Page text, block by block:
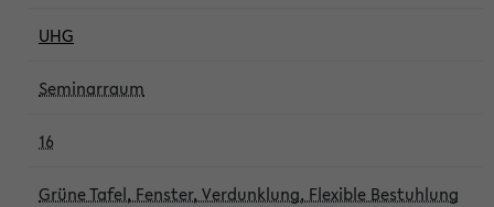
UHG
Seminarraum
16
Grüne Tafel, Fenster, Verdunklung, Flexible Bestuhlung